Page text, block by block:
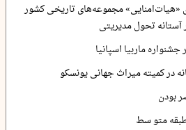
«هیات‌امنایی» مجموعه‌های تاریخی کشور
تحول مدیریتی
ماربیا اسپانیا
در کمیته میراث جهانی یونسکو
بودن
طبقه متو سط